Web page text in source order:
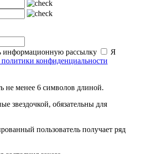
информационную рассылку
Я
политики конфиденциальности
не менее 6 символов длиной.
звездочкой, обязательны для
пользователь получает ряд